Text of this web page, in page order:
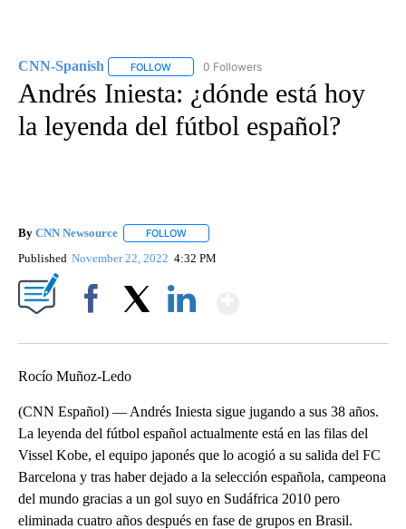
CNN-Spanish FOLLOW FOLLOW "CNN-SPANISH" TO RECEIVE
0 Followers
Andrés Iniesta: ¿dónde está hoy
la leyenda del fútbol español?
By CNN Newsource FOLLOW
Published November 22, 2022 4:32 PM
Rocío Muñoz-Ledo
(CNN Español) — Andrés Iniesta sigue jugando a sus 38 años.
La leyenda del fútbol español actualmente está en las filas del
Vissel Kobe, el equipo japonés que lo acogió a su salida del FC
Barcelona y tras haber dejado a la selección española, campeona
del mundo gracias a un gol suyo en Sudáfrica 2010 pero
eliminada cuatro años después en fase de grupos en Brasil.